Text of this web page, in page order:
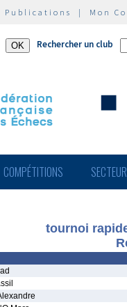
Publications | Mon
Rechercher un club
COMPÉTITIONS
tournoi